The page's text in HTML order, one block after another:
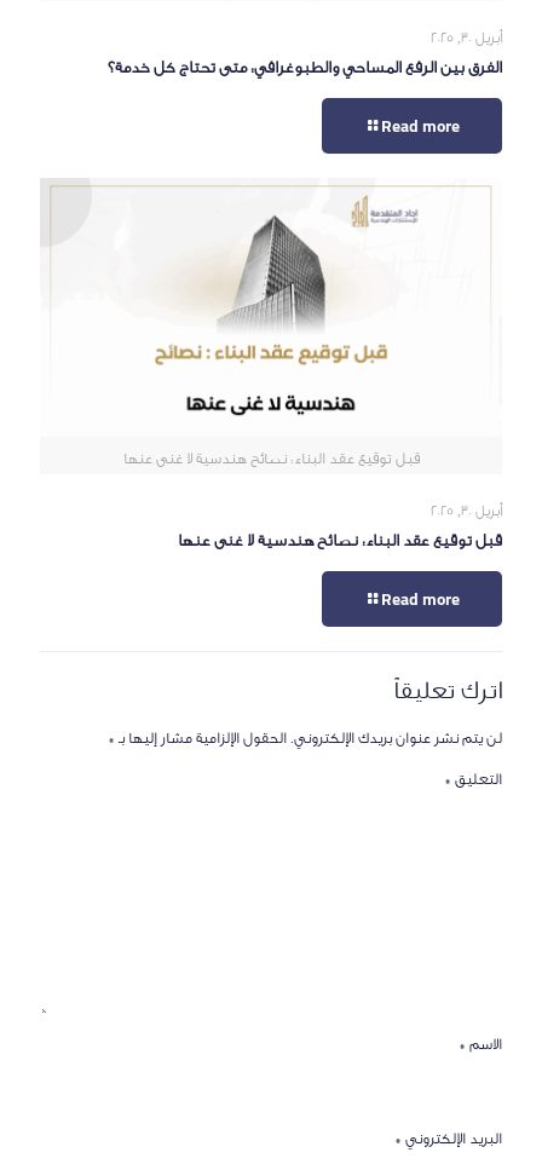
أبريل 30, 2025
الفرق بين الرفع المساحي والطبوغرافي: متى تحتاج كل خدمة؟
Read more
قبل توقيع عقد البناء: نصائح هندسية لا غنى عنها
أبريل 30, 2025
قبل توقيع عقد البناء: نصائح هندسية لا غنى عنها
Read more
اترك تعليقاً
لن يتم نشر عنوان بريدك الإلكتروني. الحقول الإلزامية مشار إليها بـ *
التعليق *
الاسم *
البريد الإلكتروني *